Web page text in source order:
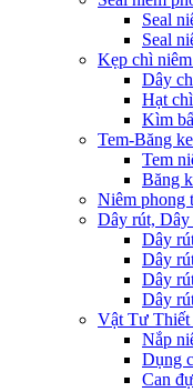
Seal
Seal
Kẹp chì
Dây
Hạt
Kìm
Tem-Băng
Tem
Băng
Niêm phong
Dây rút, Dây
Dây
Dây
Dây
Dây
Vật Tư
Nắp
Dụng
Can